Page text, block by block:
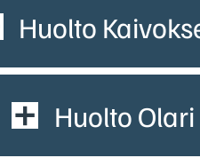
Huolto
Huolto Olari